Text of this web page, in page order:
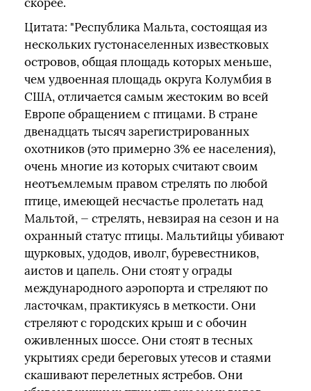
скорее.
Цитата: "Республика Мальта, состоящая из
нескольких густонаселенных известковых
островов, общая площадь которых меньше,
чем удвоенная площадь округа Колумбия в
США, отличается самым жестоким во всей
Европе обращением с птицами. В стране
двенадцать тысяч зарегистрированных
охотников (это примерно 3% ее населения),
очень многие из которых считают своим
неотъемлемым правом стрелять по любой
птице, имеющей несчастье пролетать над
Мальтой, — стрелять, невзирая на сезон и на
охранный статус птицы. Мальтийцы убивают
щурковых, удодов, иволг, буревестников,
аистов и цапель. Они стоят у ограды
международного аэропорта и стреляют по
ласточкам, практикуясь в меткости. Они
стреляют с городских крыш и с обочин
оживленных шоссе. Они стоят в тесных
укрытиях среди береговых утесов и стаями
скашивают перелетных ястребов. Они